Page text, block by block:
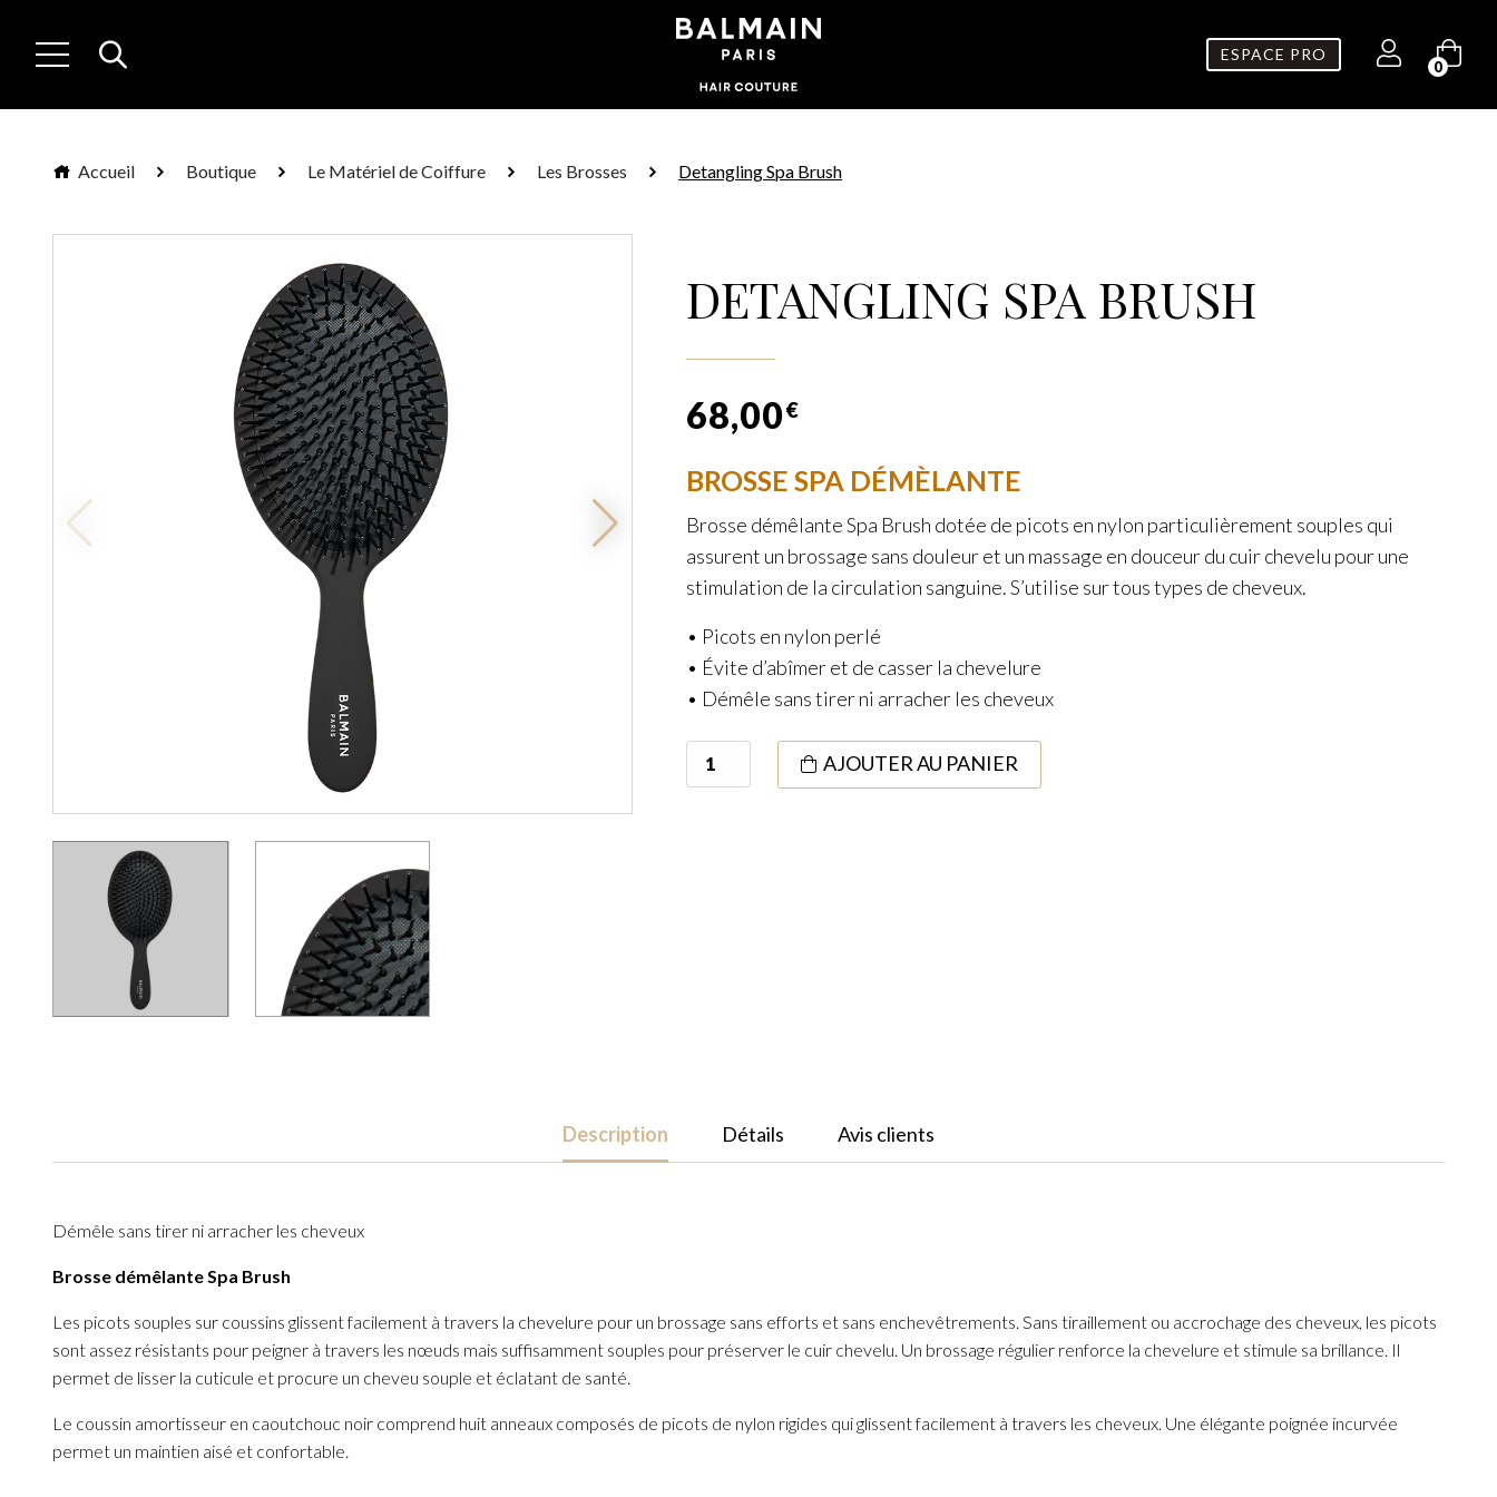
ESPACE PRO
0
Accueil Boutique Le Matériel de Coiffure Les Brosses Detangling Spa Brush
DETANGLING SPA BRUSH
68,00€
BROSSE SPA DÉMÈLANTE
Brosse démêlante Spa Brush dotée de picots en nylon particulièrement souples qui
assurent un brossage sans douleur et un massage en douceur du cuir chevelu pour une
stimulation de la circulation sanguine. S’utilise sur tous types de cheveux.
• Picots en nylon perlé
• Évite d’abîmer et de casser la chevelure
• Démêle sans tirer ni arracher les cheveux
quantité
de
AJOUTER AU PANIER
Description Détails Avis clients
Démêle sans tirer ni arracher les cheveux
Brosse démêlante Spa Brush
Les picots souples sur coussins glissent facilement à travers la chevelure pour un brossage sans efforts et sans enchevêtrements. Sans tiraillement ou accrochage des cheveux, les picots
sont assez résistants pour peigner à travers les nœuds mais suffisamment souples pour préserver le cuir chevelu. Un brossage régulier renforce la chevelure et stimule sa brillance. Il
permet de lisser la cuticule et procure un cheveu souple et éclatant de santé.
Le coussin amortisseur en caoutchouc noir comprend huit anneaux composés de picots de nylon rigides qui glissent facilement à travers les cheveux. Une élégante poignée incurvée
permet un maintien aisé et confortable.